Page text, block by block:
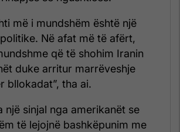
më i mundshëm është një
Në afat më të afërt,
që të shohim Iranin
duke arritur marrëveshje
bllokadat”, tha ai.
një sinjal nga amerikanët se
të lejojnë bashkëpunim me